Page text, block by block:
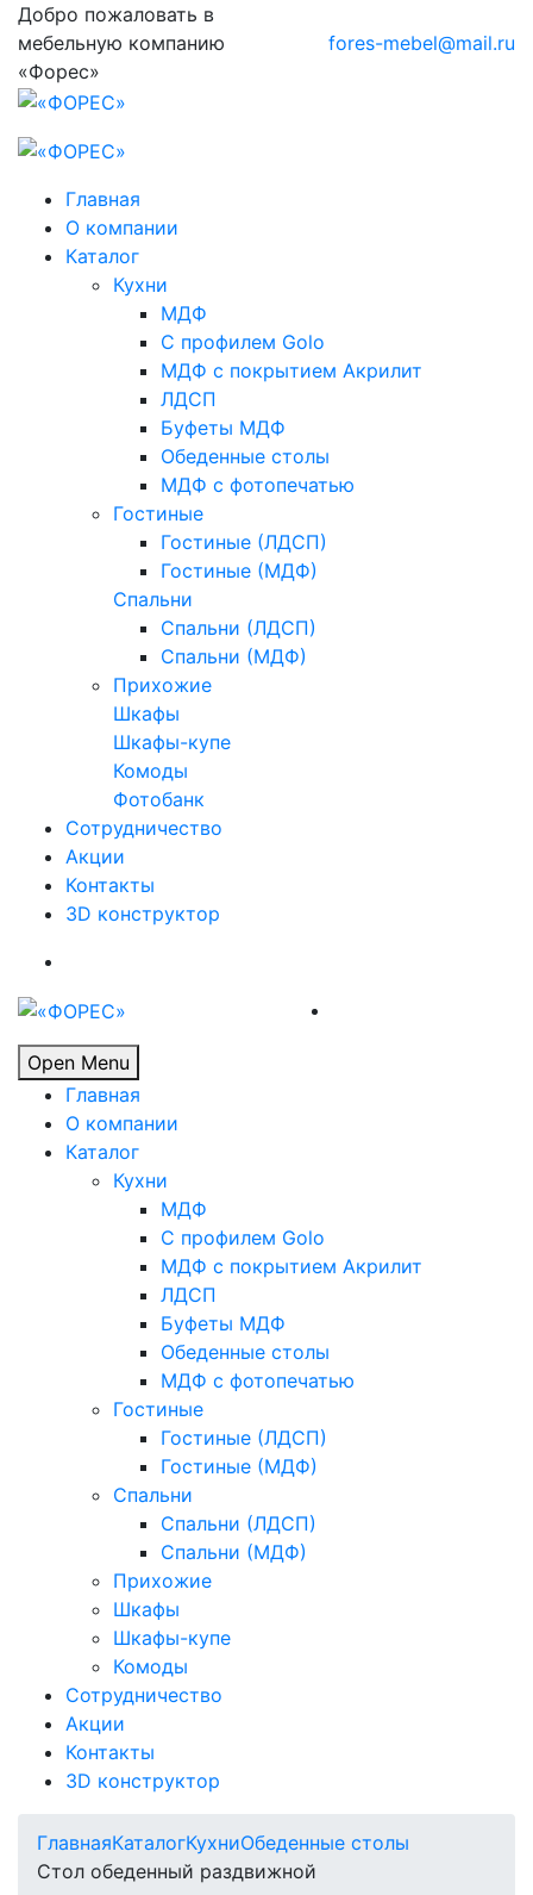
Добро пожаловать в
мебельную компанию
«Форес»
fores-mebel@mail.ru
Главная
О компании
Каталог
Кухни
МДФ
С профилем Golo
МДФ с покрытием Акрилит
ЛДСП
Буфеты МДФ
Обеденные столы
МДФ с фотопечатью
Гостиные
Гостиные (ЛДСП)
Гостиные (МДФ)
Спальни
Спальни (ЛДСП)
Спальни (МДФ)
Прихожие
Шкафы
Шкафы-купе
Комоды
Фотобанк
Сотрудничество
Акции
Контакты
3D конструктор
Open Menu
Главная
О компании
Каталог
Кухни
МДФ
С профилем Golo
МДФ с покрытием Акрилит
ЛДСП
Буфеты МДФ
Обеденные столы
МДФ с фотопечатью
Гостиные
Гостиные (ЛДСП)
Гостиные (МДФ)
Спальни
Спальни (ЛДСП)
Спальни (МДФ)
Прихожие
Шкафы
Шкафы-купе
Комоды
Сотрудничество
Акции
Контакты
3D конструктор
ГлавнаяКаталогКухниОбеденные столы
Стол обеденный раздвижной